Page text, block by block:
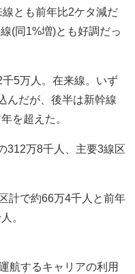
とも前年比2ケタ減だ
(同1%増)とも好調だっ
5万人。在来線。いず
んだが、後半は新幹線
を超えた。
312万8千人、主要3線区
計で約66万4千人と前年
。
航するキャリアの利用